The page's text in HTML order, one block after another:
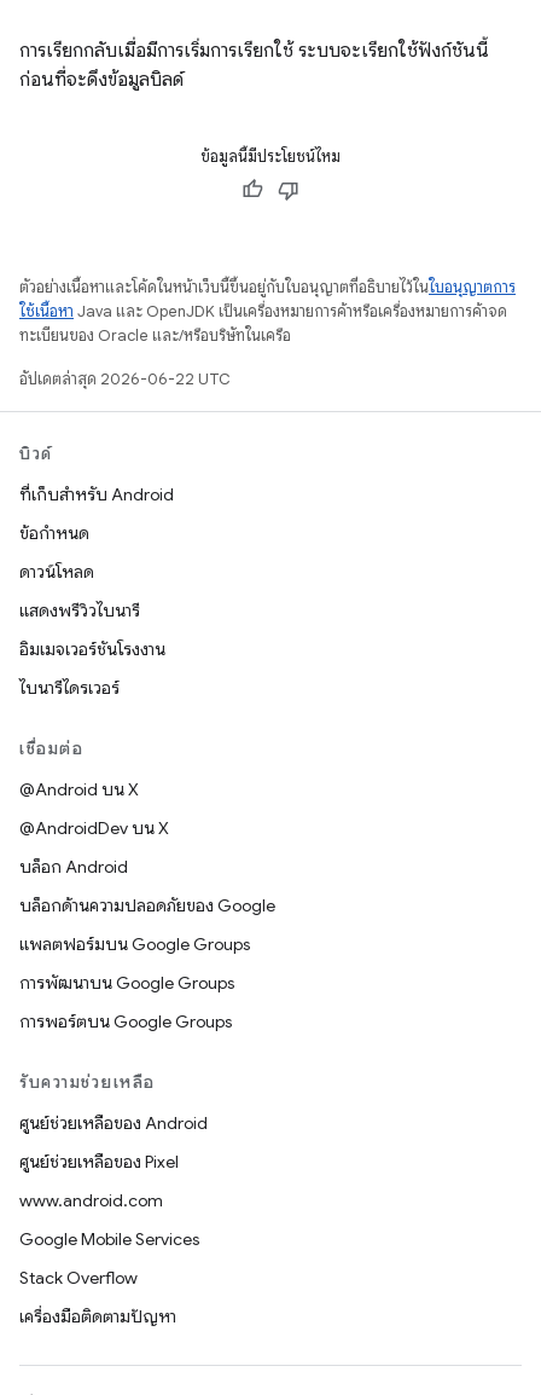
การเรียกกลับเมื่อมีการเริ่มการเรียกใช้ ระบบจะเรียกใช้ฟังก์ชันนี้
ก่อนที่จะดึงข้อมูลบิลด์
ข้อมูลนี้มีประโยชน์ไหม
ตัวอย่างเนื้อหาและโค้ดในหน้าเว็บนี้ขึ้นอยู่กับใบอนุญาตที่อธิบายไว้ในใบอนุญาตการ
ใช้เนื้อหา Java และ OpenJDK เป็นเครื่องหมายการค้าหรือเครื่องหมายการค้าจด
ทะเบียนของ Oracle และ/หรือบริษัทในเครือ
อัปเดตล่าสุด 2026-06-22 UTC
บิวด์
ที่เก็บสำหรับ Android
ข้อกำหนด
ดาวน์โหลด
แสดงพรีวิวไบนารี
อิมเมจเวอร์ชันโรงงาน
ไบนารีไดรเวอร์
เชื่อมต่อ
@Android บน X
@AndroidDev บน X
บล็อก Android
บล็อกด้านความปลอดภัยของ Google
แพลตฟอร์มบน Google Groups
การพัฒนาบน Google Groups
การพอร์ตบน Google Groups
รับความช่วยเหลือ
ศูนย์ช่วยเหลือของ Android
ศูนย์ช่วยเหลือของ Pixel
www.android.com
Google Mobile Services
Stack Overflow
เครื่องมือติดตามปัญหา